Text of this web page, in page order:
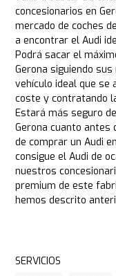
concesionarios en
mercado de coches
a encontrar el Audi
Podrá sacar el
Gerona siguiendo
vehículo ideal que se
coste y contratando
Estará más seguro
Gerona cuanto antes
de comprar un Audi
consigue el Audi de
nuestros
premium de este
hemos descrito
SERVICIOS